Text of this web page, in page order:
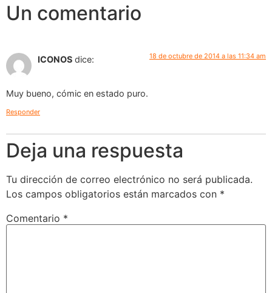
Un comentario
ICONOS dice: 18 de octubre de 2014 a las 11:34 am
Muy bueno, cómic en estado puro.
Responder
Deja una respuesta
Tu dirección de correo electrónico no será publicada.
Los campos obligatorios están marcados con *
Comentario *